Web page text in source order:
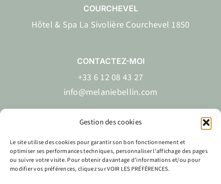
Gestion des cookies
Le site utilise des cookies pour garantir son bon fonctionnement et
optimiser ses performances techniques, personnaliser l'affichage des pages
ou suivre votre visite. Pour obtenir davantage d'informations et/ou pour
modifier vos préférences, cliquez sur VOIR LES PRÉFÉRENCES.
COURCHEVEL
Hôtel & Spa La Sivolière Courchevel 1850
CONTACTEZ-MOI
+33 6 12 08 43 27
info@melaniebellin.com
EN FR